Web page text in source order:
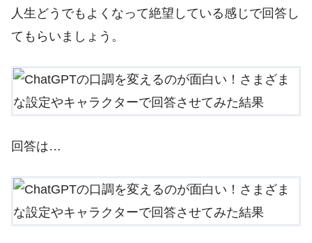
人生どうでもよくなって絶望している感じで回答し
てもらいましょう。
回答は…